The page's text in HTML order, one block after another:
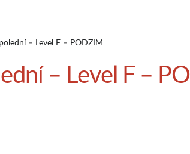
– Level F – PODZIM
– Level F –